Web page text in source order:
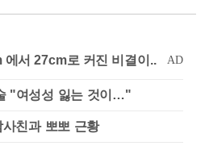
"여성성 잃는 것이…"
친과 뽀뽀 근황